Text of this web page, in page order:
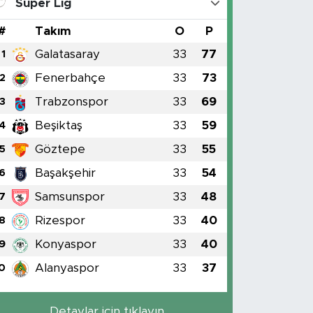
Süper Lig
Takım O P
1 Galatasaray 33 77
2 Fenerbahçe 33 73
3 Trabzonspor 33 69
Beşiktaş 33 59
5 Göztepe 33 55
Başakşehir 33 54
Samsunspor 33 48
Rizespor 33 40
Konyaspor 33 40
Alanyaspor 33 37